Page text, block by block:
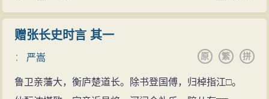
赠张长史时言 其一
： 严嵩 拼
繁
原
鲁卫亲藩大，衡庐楚道长。除书登国傅，归棹指江□。